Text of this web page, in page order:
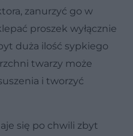
zanurzyć go w
proszek wyłącznie
duża ilość sypkiego
twarzy może
i tworzyć
się po chwili zbyt